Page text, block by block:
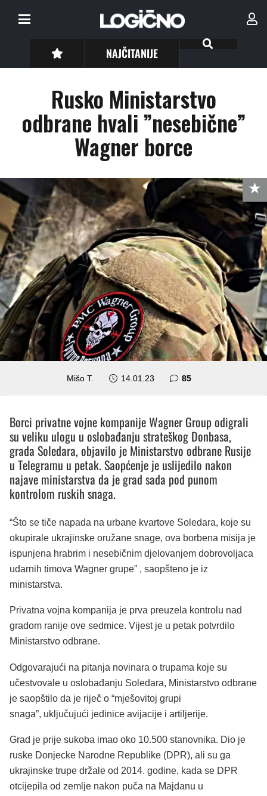
NAJČITANIJE
Rusko Ministarstvo
odbrane hvali ”nesebične”
Wagner borce
Mišo T. 14.01.23 85komentara
Borci privatne vojne kompanije Wagner Group odigrali
su veliku ulogu u oslobađanju strateškog Donbasa,
grada Soledara, objavilo je Ministarstvo odbrane Rusije
u Telegramu u petak.Saopćenje je uslijedilo nakon
najave ministarstva da je grad sada pod punom
kontrolom ruskih snaga.
“Što se tiče napada na urbane kvartove Soledara, koje su
okupirale ukrajinske oružane snage, ova borbena misija je
ispunjena hrabrim i nesebičnim djelovanjem dobrovoljaca
udarnih timova Wagner grupe” , saopšteno je iz
ministarstva.
Privatna vojna kompanija je prva preuzela kontrolu nad
gradom ranije ove sedmice. Vijest je u petak potvrdilo
Ministarstvo odbrane.
Odgovarajući na pitanja novinara o trupama koje su
učestvovale u oslobađanju Soledara, Ministarstvo odbrane
je saopštilo da je riječ o “mješovitoj grupi
snaga”, uključujući jedinice avijacije i artiljerije.
Grad je prije sukoba imao oko 10.500 stanovnika. Dio je
ruske Donjecke Narodne Republike (DPR), ali su ga
ukrajinske trupe držale od 2014. godine, kada se DPR
otcijepila od zemlje nakon puča na Majdanu u